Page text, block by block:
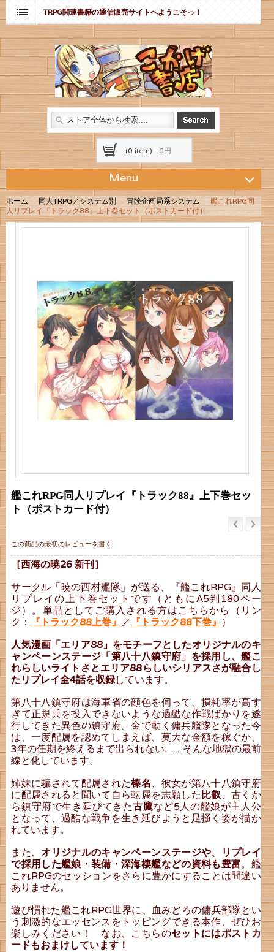
TRPG関連書籍の通信販売サイトへようこそっ！
(0 item) - 0円
Menu
ホーム 同人TRPG／システム別 冒険企画局系システム
艦これRPG同
人リプレイ『トラック88』上下巻セット（ポストカード付）
艦これRPG同人リプレイ『トラック88』上下巻セッ
ト（ポストカード付）
この商品の最初のレビューを書く
［西海の暁26 新刊］
サークル「暁の西村艦隊」が送る、『艦これRPG』同人
リプレイの上下巻セットです（ともにA5判180ペー
ジ）。単品としてご購入される方はこちらから（リン
ク：
『トラック88上巻』 ／ 『トラック88下巻』 ）
人気漫画「エリア88」をモチーフとしたオリジナルのキ
ャンペーンステージ「第八十八鎮守府」を採用し、艦こ
れらしいライトさとエリア88らしいシリアスさが融合し
たリプレイ全4話を収録しています。
第八十八鎮守府は海軍省の顔色を伺って、損耗率が高す
ぎて正規兵を投入できないような過酷な作戦ばかりを遂
行してきた異色の鎮守府。金で動く傭兵艦隊となった今
は、一度配属を認めてしまえば、莫大な金額を稼ぐか、
3年の任期を終えるまで出られない……そんな地獄の最前
線と化しています。
姉妹に騙されて配属された榛名、彼女が第八十八鎮守府
に配属されると聞いて自ら転属を志願した 比叡、古くか
ら鎮守府で生き延びてきた古鷹など5人の艦娘が主人公
となって、過酷な戦争を生き延びようと足掻く姿が描か
れています。
また、オリジナルのキャンペーンステージや、リプレイ
で採用した艦娘・装備・深海棲艦などの資料も豊富。艦
これRPGのセッションをさらに豊かにすることは間違い
ありません。
遊び慣れた艦これRPG世界に、血みどろの傭兵部隊とい
う刺激的なエッセンスをトッピングできる本作、ぜひお
楽しみください！ なお、こちらのセットにはポストカ
ードもおまけしています！